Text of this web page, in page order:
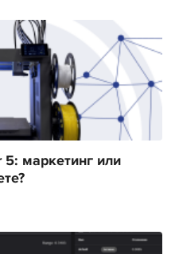
маркетинг или